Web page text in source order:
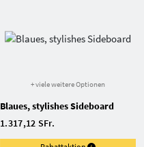
+ viele weitere Optionen
Blaues, stylishes Sideboard
1.317,12 SFr.